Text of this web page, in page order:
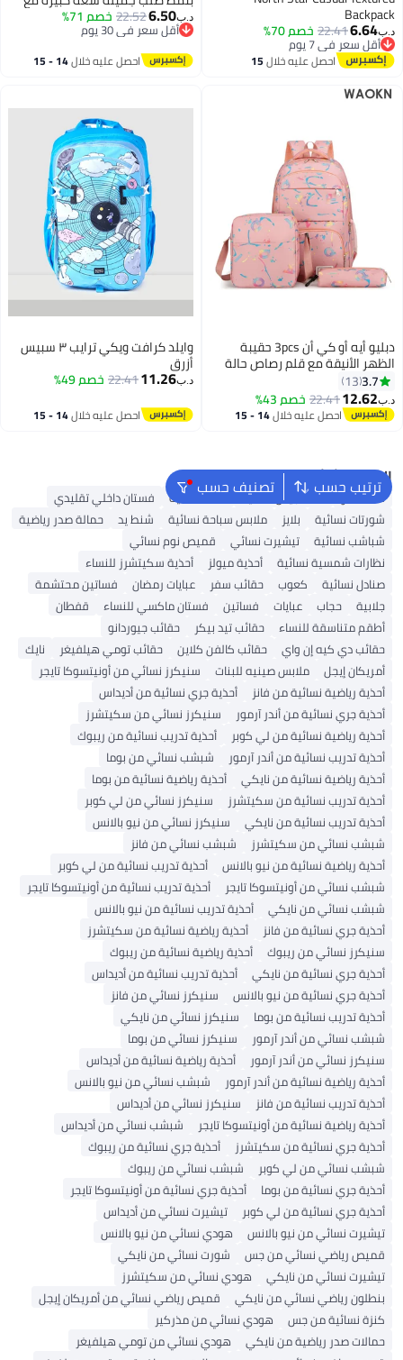
Backpack
د.ب‏6.64
22.41خصم 70%
أقل سعر في 7 يوم
أقل سعر في 7 يوماحصل عليه خلال15
أحزمة كتف قابلة للتعديل للطلاب
في المرحلة المتوسطة والثانوية
باللون الأخضر
د.ب‏6.50
22.52خصم 71%
أقل سعر في 30 يوم
أقل سعر في 30 يوم
احصل عليه خلال 14 - 15
15
دبليو أيه أو كي أن 3pcs حقيبة
الظهر الأنيقة مع قلم رصاص حالة
وحقيبة سلينغ كيس نايلون الكتاب
العادي , حزام قابل للتعديل التسوق
حقيبة الظهر العمل , عادية
ومتعددة الاستخدامات , خفيفة
3.7
13
د.ب‏12.62
22.41خصم 43%
احصل عليه خلال 14 - 15
وايلد كرافت ويكي ترايب ٣ سبيس
أزرق
د.ب‏11.26
22.41خصم 49%
احصل عليه خلال 14 - 15
ترتيب حسب تصنيف حسب البحث الشائع
شنط ألدو شنط جيس نسائية شنط نسائية
فستان داخلي تقليدي
شورتات نسائية
بلايز ملابس سباحة نسائية شنط يد
حمالة صدر رياضية
شباشب نسائية
تيشيرت نسائي
قميص نوم نسائي
نظارات شمسية نسائية
أحذية ميولز
أحذية سكيتشرز للنساء
صنادل نسائية
كعوب حقائب سفر عبايات رمضان
فساتين محتشمة
جلابية
حجاب عبايات فساتين فستان ماكسي للنساء
قفطان
أطقم متناسقة للنساء
حقائب تيد بيكر
حقائب جيوردانو
حقائب دي كيه إن واي
حقائب كالفن كلاين حقائب تومي هيلفيغر
نايك
أمريكان إيجل
ملابس صينيه للبنات
سنيكرز نسائي من أونيتسوكا تايجر
أحذية رياضية نسائية من فانز
أحذية جري نسائية من أديداس
أحذية جري نسائية من أندر آرمور
سنيكرز نسائي من سكيتشرز
أحذية رياضية نسائية من لي كوبر
أحذية تدريب نسائية من ريبوك
أحذية تدريب نسائية من أندر آرمور
شبشب نسائي من بوما
أحذية رياضية نسائية من نايكي
أحذية رياضية نسائية من بوما
أحذية تدريب نسائية من سكيتشرز
سنيكرز نسائي من لي كوبر
أحذية تدريب نسائية من نايكي
سنيكرز نسائي من نيو بالانس
شبشب نسائي من سكيتشرز
شبشب نسائي من فانز
أحذية رياضية نسائية من نيو بالانس
أحذية تدريب نسائية من لي كوبر
شبشب نسائي من أونيتسوكا تايجر
أحذية تدريب نسائية من أونيتسوكا تايجر
شبشب نسائي من نايكي
أحذية تدريب نسائية من نيو بالانس
أحذية جري نسائية من فانز
أحذية رياضية نسائية من سكيتشرز
سنيكرز نسائي من ريبوك
أحذية رياضية نسائية من ريبوك
أحذية جري نسائية من نايكي
أحذية تدريب نسائية من أديداس
أحذية جري نسائية من نيو بالانس
سنيكرز نسائي من فانز
أحذية تدريب نسائية من بوما
سنيكرز نسائي من نايكي
شبشب نسائي من أندر آرمور
سنيكرز نسائي من بوما
سنيكرز نسائي من أندر آرمور
أحذية رياضية نسائية من أديداس
أحذية رياضية نسائية من أندر آرمور
شبشب نسائي من نيو بالانس
أحذية تدريب نسائية من فانز
سنيكرز نسائي من أديداس
أحذية رياضية نسائية من أونيتسوكا تايجر
شبشب نسائي من أديداس
أحذية جري نسائية من سكيتشرز
أحذية جري نسائية من ريبوك
شبشب نسائي من لي كوبر
شبشب نسائي من ريبوك
أحذية جري نسائية من بوما
أحذية جري نسائية من أونيتسوكا تايجر
أحذية جري نسائية من لي كوبر
تيشيرت نسائي من أديداس
تيشيرت نسائي من نيو بالانس
هودي نسائي من نيو بالانس
قميص رياضي نسائي من جس
شورت نسائي من نايكي
تيشيرت نسائي من نايكي
هودي نسائي من سكيتشرز
بنطلون رياضي نسائي من نايكي
قميص رياضي نسائي من أمريكان إيجل
كنزة نسائية من جس
هودي نسائي من مذركير
حمالات صدر رياضية من نايكي
هودي نسائي من تومي هيلفيغر